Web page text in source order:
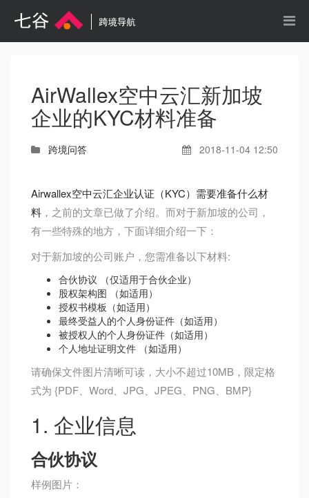
AirWallex空中云汇新加坡
企业的KYC材料准备
跨境问答 2018-11-04 12:50
Airwallex空中云汇企业认证（KYC）需要准备什么材
料 ，之前的文章已做了介绍。而对于新加坡的公司，
有一些特殊的地方，下面详细介绍一下：
对于新加坡的公司账户，您需准备以下材料:
合伙协议
（仅适用于合伙企业）
股权架构图 （如适用）
授权书模板 （如适用）
最终受益人的个人身份证件 （如适用）
被授权人的个人身份证件 （如适用）
个人地址证明文件 （如适用）
请确保文件图片清晰可读，大小不超过10MB，限定格
式为 {PDF、Word、JPG、JPEG、PNG、BMP}
1. 企业信息
合伙协议
样例图片：